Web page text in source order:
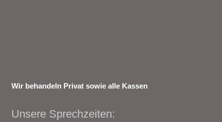
Wir behandeln Privat sowie alle Kassen
Unsere Sprechzeiten: